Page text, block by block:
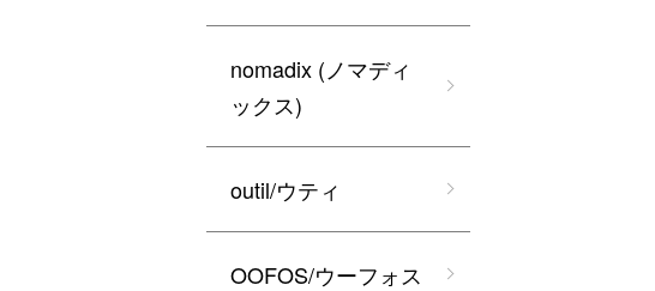
nomadix (ノマディ
ックス)
outil/ウティ
OOFOS/ウーフォス